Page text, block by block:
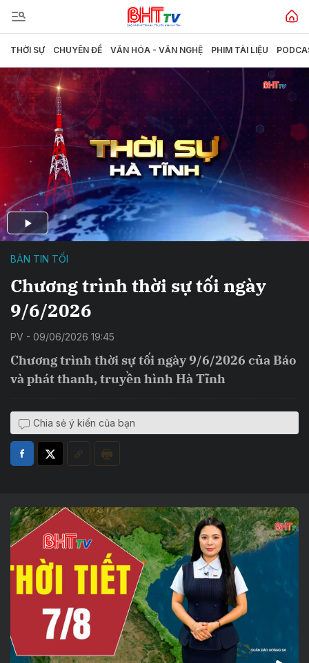
THỜI SỰ CHUYÊN ĐỀ VĂN HÓA - VĂN NGHỆ PHIM TÀI LIỆU
BẢN TIN TỐI
Chương trình thời sự tối ngày
9/6/2026
PV - 09/06/2026 19:45
Chương trình thời sự tối ngày 9/6/2026 của Báo
và phát thanh, truyền hình Hà Tĩnh
Chia sẻ ý kiến của bạn